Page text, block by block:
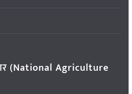
(National Agriculture